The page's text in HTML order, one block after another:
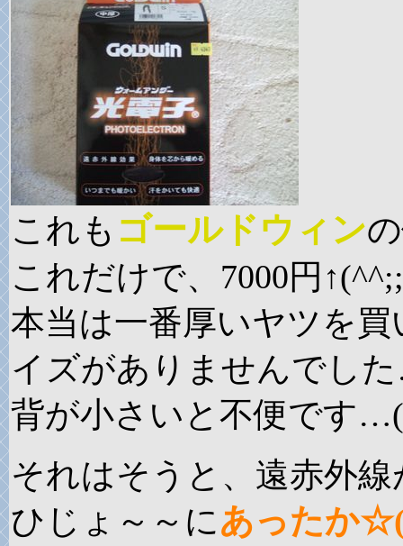
これも ゴールドウィン
これだけで、7000円↑(^^;;
本当は一番厚いヤツを
イズがありませんでし
背が小さいと不便で
それはそうと、遠赤外
ひじょ～～にあったか